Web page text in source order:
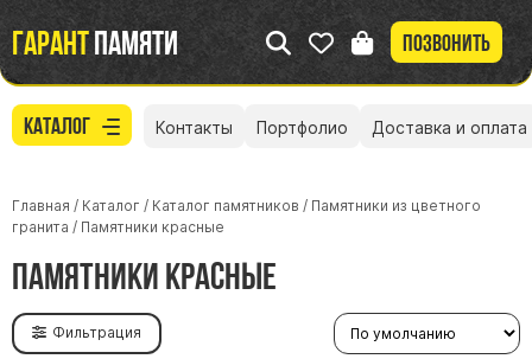
Гарантпамяти Позвонить
Каталог Контакты Портфолио Доставка и оплата
Главная / Каталог / Каталог памятников / Памятники из цветного
гранита / Памятники красные
Памятники красные
Фильтрация